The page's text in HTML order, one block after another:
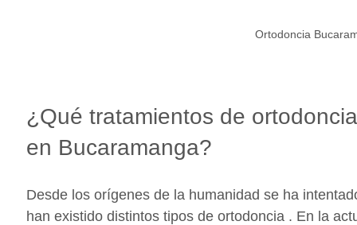
Ortodoncia
¿Qué tratamientos de
en Bucaramanga?
Desde los orígenes de la humanidad se ha
han existido distintos tipos de ortodoncia . En la